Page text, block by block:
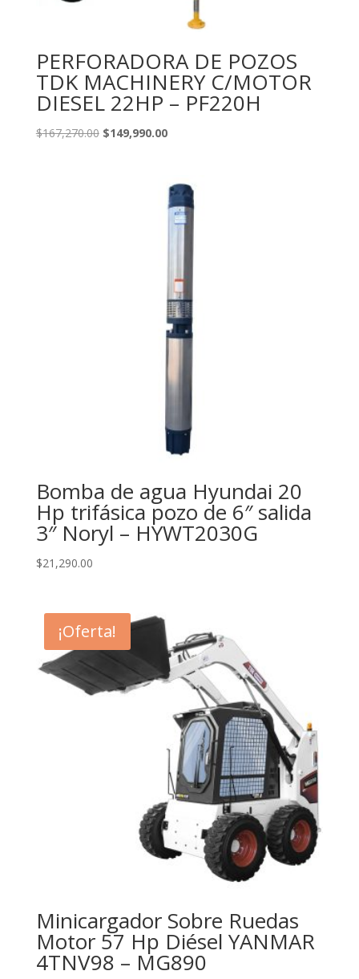
PERFORADORA DE POZOS
TDK MACHINERY C/MOTOR
DIESEL 22HP – PF220H
$167,270.00 Original
$149,990.00Current
$149,990.00.
Bomba de agua Hyundai 20
Hp trifásica pozo de 6″ salida
3″ Noryl – HYWT2030G
$21,290.00
¡Oferta!
Minicargador Sobre Ruedas
Motor 57 Hp Diésel YANMAR
4TNV98 – MG890